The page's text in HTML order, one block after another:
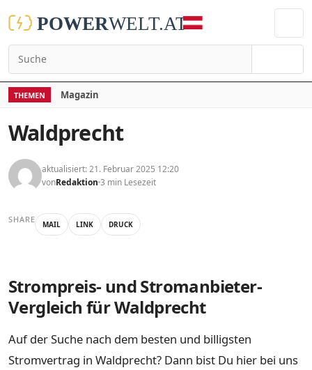
THEMEN Magazin
Waldprecht
aktualisiert: 21. Februar 2025 12:20
vonRedaktion 3 min Lesezeit
SHARE MAIL LINK DRUCK
Strompreis- und Stromanbieter-
Vergleich für Waldprecht
Auf der Suche nach dem besten und billigsten
Stromvertrag in Waldprecht? Dann bist Du hier bei uns